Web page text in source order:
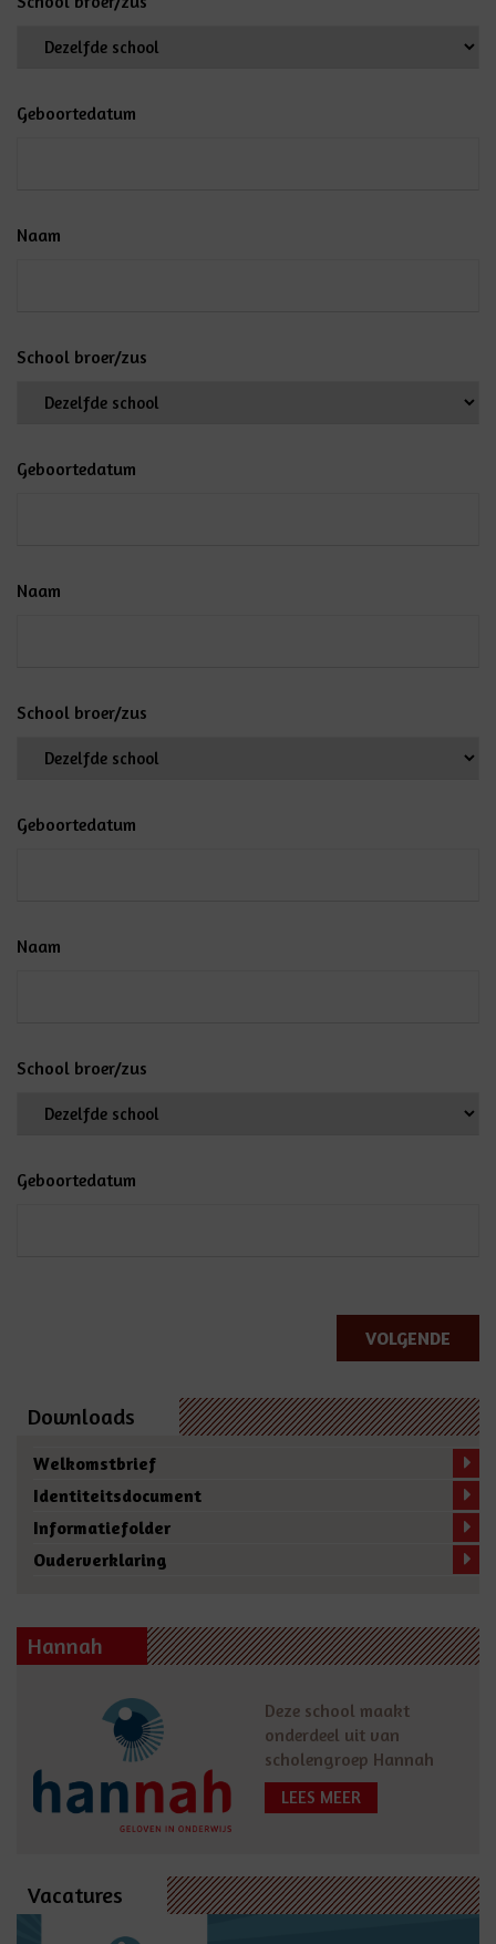
Geboortedatum
Naam
School broer/zus
Geboortedatum
Naam
School broer/zus
Geboortedatum
Naam
School broer/zus
Geboortedatum
VOLGENDE
Downloads
Welkomstbrief
Identiteitsdocument
Informatiefolder
Ouderverklaring
Hannah
Deze school maakt
onderdeel uit van
scholengroep Hannah
LEES MEER
Vacatures